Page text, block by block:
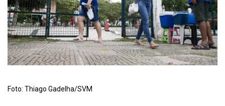
Foto: Thiago Gadelha/SVM